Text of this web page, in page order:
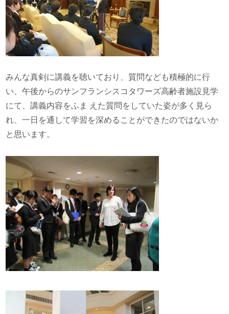
みんな真剣に講義を聴いており、質問なども積極的に行
い、午後からのサンフランシスコタワーズ高齢者施設見学
にて、講義内容をふま えた質問をしていた姿が多く見ら
れ、一日を通して学習を深めることができたのではないか
と思います。